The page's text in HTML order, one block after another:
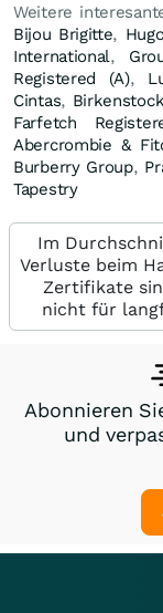
Weitere
Bijou Brigitte,
International,
Registered (A),
Cintas,
Farfetch
Abercrombie &
Burberry Group,
Tapestry
Im
Verluste beim
Zertifikate
nicht für
Abonnieren
und